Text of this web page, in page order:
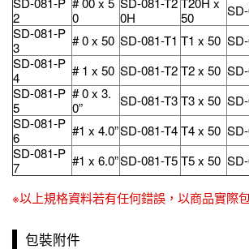
2
0
0H
50
SD-081-P
3
# 0 x 50 SD-081-T1 T1 x 50
SD-081-P
4
# 1 x 50 SD-081-T2T2 x 50
SD-081-P
5
# 0 x 3.
0”
SD-081-T3T3 x 50
SD-081-P
6
#1 x 4.0”SD-081-T4T4 x 50
SD-081-P
7
#1 x 6.0”SD-081-T5T5 x 50
※以上規格資料若有任何錯誤，以商品實際
包裝附件